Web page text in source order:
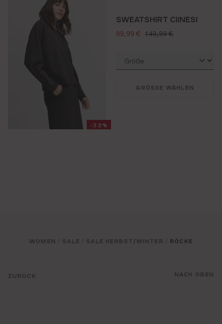
-33%
SWEATSHIRT CIINESI
verkaufspreis:
99,99 € regulärer preis:
149,99 €
GRÖSSE WÄHLEN
ZURÜCK
WOMEN SALE SALE HERBST/WINTER RÖCKE
NACH OBEN